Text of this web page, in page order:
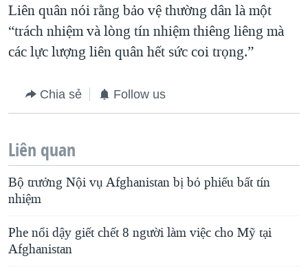
Liên quân nói rằng bảo vệ thường dân là một
“trách nhiệm và lòng tín nhiệm thiêng liêng mà
các lực lượng liên quân hết sức coi trọng.”
Chia sẻ Follow us
Liên quan
Bộ trưởng Nội vụ Afghanistan bị bỏ phiếu bất tín
nhiệm
Phe nổi dậy giết chết 8 người làm việc cho Mỹ tại
Afghanistan